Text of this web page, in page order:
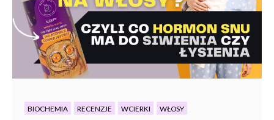
BIOCHEMIA RECENZJE WCIERKI WŁOSY